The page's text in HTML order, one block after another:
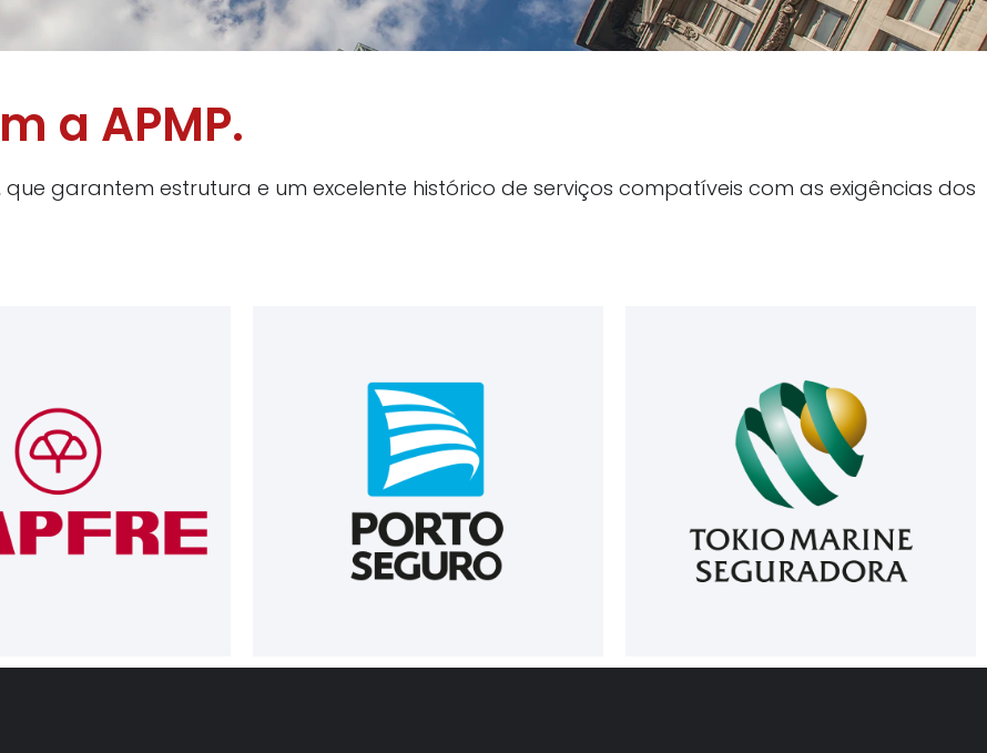
a APMP.
garantem estrutura e um excelente histórico de serviços compatíveis com as exigências dos